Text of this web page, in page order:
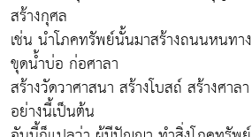
สร้างกุศล
เช่น นำโภคทรัพย์นั้นมาสร้างถนนหนทาง
ขุดน้ำบ่อ ก่อศาลา
สร้างวัดวาศาสนา สร้างโบสถ์ สร้างศาลา
อย่างนี้เป็นต้น